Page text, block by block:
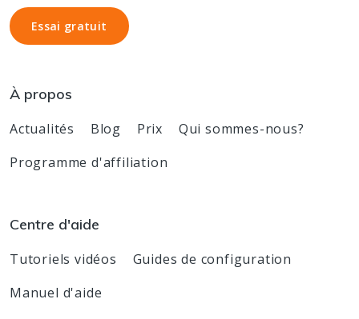
Essai gratuit
Essai gratuit
À propos
Actualités Blog Prix
Qui sommes-nous?
Programme d'affiliation
Centre d'aide
Tutoriels vidéos
Guides de configuration
Manuel d'aide